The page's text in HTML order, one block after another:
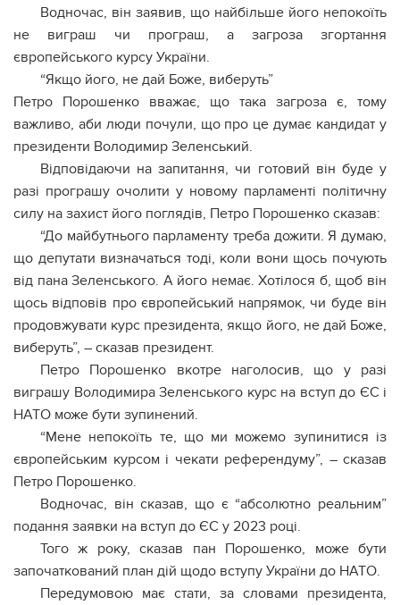
Водночас, він заявив, що найбільше його непокоїть
не виграш чи програш, а загроза згортання
європейського курсу України.
“Якщо його, не дай Боже, виберуть”
Петро Порошенко вважає, що така загроза є, тому
важливо, аби люди почули, що про це думає кандидат у
президенти Володимир Зеленський.
Відповідаючи на запитання, чи готовий він буде у
разі програшу очолити у новому парламенті політичну
силу на захист його поглядів, Петро Порошенко сказав:
“До майбутнього парламенту треба дожити. Я думаю,
що депутати визначаться тоді, коли вони щось почують
від пана Зеленського. А його немає. Хотілося б, щоб він
щось відповів про європейський напрямок, чи буде він
продовжувати курс президента, якщо його, не дай Боже,
виберуть”, – сказав президент.
Петро Порошенко вкотре наголосив, що у разі
виграшу Володимира Зеленського курс на вступ до ЄС і
НАТО може бути зупинений.
“Мене непокоїть те, що ми можемо зупинитися із
європейським курсом і чекати референдуму”, – сказав
Петро Порошенко.
Водночас, він сказав, що є “абсолютно реальним”
подання заявки на вступ до ЄС у 2023 році.
Того ж року, сказав пан Порошенко, може бути
започаткований план дій щодо вступу України до НАТО.
Передумовою має стати, за словами президента,